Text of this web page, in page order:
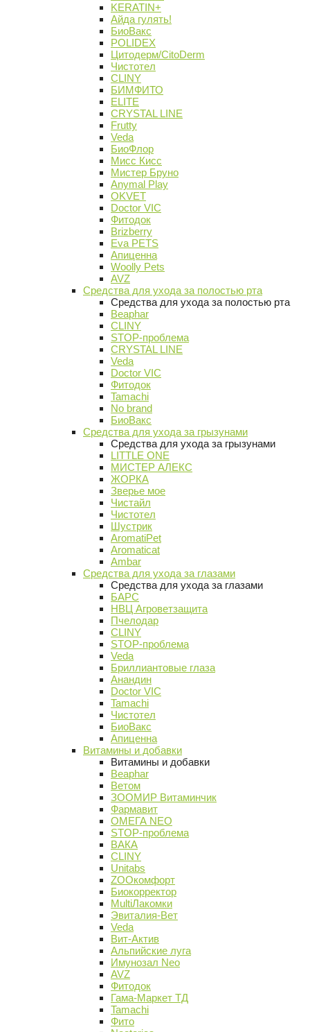
KERATIN+
Айда гулять!
БиоВакс
POLIDEX
Цитодерм/CitoDerm
Чистотел
CLINY
БИМФИТО
ELITE
CRYSTAL LINE
Frutty
Veda
БиоФлор
Мисс Кисс
Мистер Бруно
Anymal Play
OKVET
Doctor VIC
Фитодок
Brizberry
Eva PETS
Апиценна
Woolly Pets
AVZ
Средства для ухода за полостью рта
Средства для ухода за полостью рта
Beaphar
CLINY
STOP-проблема
CRYSTAL LINE
Veda
Doctor VIC
Фитодок
Tamachi
No brand
БиоВакс
Средства для ухода за грызунами
Средства для ухода за грызунами
LITTLE ONE
МИСТЕР АЛЕКС
ЖОРКА
Зверье мое
Чистайл
Чистотел
Шустрик
AromatiPet
Aromaticat
Ambar
Средства для ухода за глазами
Средства для ухода за глазами
БАРС
НВЦ Агроветзащита
Пчелодар
CLINY
STOP-проблема
Veda
Бриллиантовые глаза
Анандин
Doctor VIC
Tamachi
Чистотел
БиоВакс
Апиценна
Витамины и добавки
Витамины и добавки
Beaphar
Ветом
ЗООМИР Витаминчик
Фармавит
ОМЕГА NEO
STOP-проблема
ВАКА
CLINY
Unitabs
ZOOкомфорт
Биокорректор
MultiЛакомки
Эвиталия-Вет
Veda
Вит-Актив
Альпийские луга
Имунозал Neo
AVZ
Фитодок
Гама-Маркет ТД
Tamachi
Фито